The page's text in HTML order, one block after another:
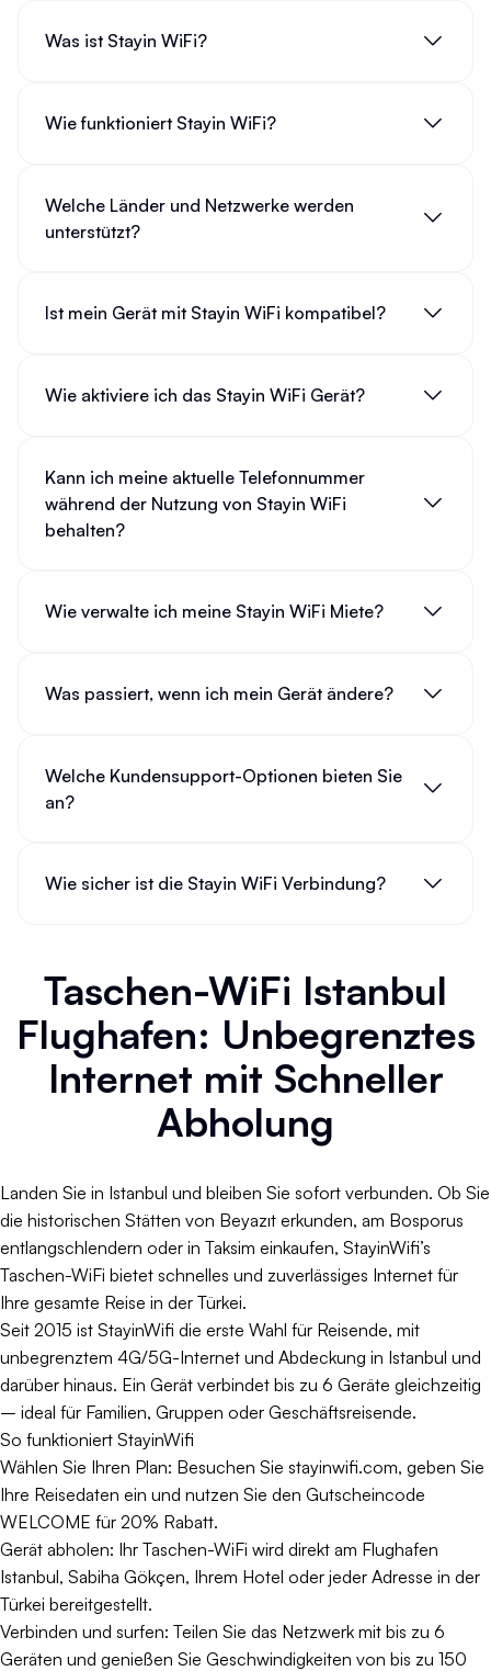
Was ist Stayin WiFi?
Wie funktioniert Stayin WiFi?
Welche Länder und Netzwerke werden
unterstützt?
Ist mein Gerät mit Stayin WiFi kompatibel?
Wie aktiviere ich das Stayin WiFi Gerät?
Kann ich meine aktuelle Telefonnummer
während der Nutzung von Stayin WiFi
behalten?
Wie verwalte ich meine Stayin WiFi Miete?
Was passiert, wenn ich mein Gerät ändere?
Welche Kundensupport-Optionen bieten Sie
an?
Wie sicher ist die Stayin WiFi Verbindung?
Taschen-WiFi Istanbul
Flughafen: Unbegrenztes
Internet mit Schneller
Abholung
Landen Sie in Istanbul und bleiben Sie sofort verbunden. Ob Sie
die historischen Stätten von Beyazıt erkunden, am Bosporus
entlangschlendern oder in Taksim einkaufen, StayinWifi’s
Taschen-WiFi bietet schnelles und zuverlässiges Internet für
Ihre gesamte Reise in der Türkei.
Seit 2015 ist StayinWifi die erste Wahl für Reisende, mit
unbegrenztem 4G/5G-Internet und Abdeckung in Istanbul und
darüber hinaus. Ein Gerät verbindet bis zu 6 Geräte gleichzeitig
– ideal für Familien, Gruppen oder Geschäftsreisende.
So funktioniert StayinWifi
Wählen Sie Ihren Plan: Besuchen Sie stayinwifi.com, geben Sie
Ihre Reisedaten ein und nutzen Sie den Gutscheincode
WELCOME für 20% Rabatt.
Gerät abholen: Ihr Taschen-WiFi wird direkt am Flughafen
Istanbul, Sabiha Gökçen, Ihrem Hotel oder jeder Adresse in der
Türkei bereitgestellt.
Verbinden und surfen: Teilen Sie das Netzwerk mit bis zu 6
Geräten und genießen Sie Geschwindigkeiten von bis zu 150